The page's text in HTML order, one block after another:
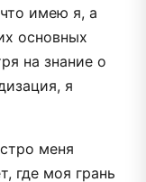
имею я, а
основных
на знание о
я
меня
где моя грань